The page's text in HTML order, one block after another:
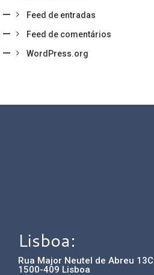
Feed de entradas
Feed de comentários
WordPress.org
Lisboa:
Rua Major Neutel de Abreu 13C
1500-409 Lisboa